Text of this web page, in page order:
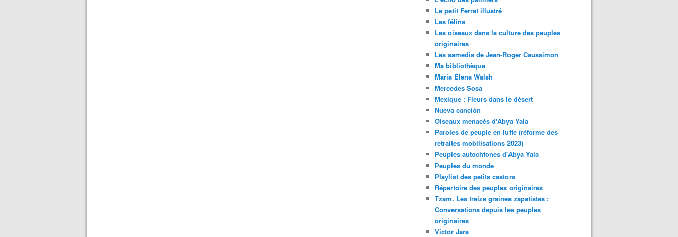
Le petit Ferrat illustré
Les félins
Les oiseaux dans la culture des peuples
originaires
Les samedis de Jean-Roger Caussimon
Ma bibliothèque
Maria Elena Walsh
Mercedes Sosa
Mexique : Fleurs dans le désert
Nueva canción
Oiseaux menacés d'Abya Yala
Paroles de peuple en lutte (réforme des
retraites mobilisations 2023)
Peuples autochtones d'Abya Yala
Peuples du monde
Playlist des petits castors
Répertoire des peuples originaires
Tzam. Les treize graines zapatistes :
Conversations depuis les peuples
originaires
Victor Jara